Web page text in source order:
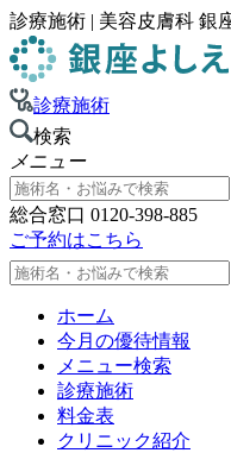
診療施術 | 美容皮膚科 銀
診療施術
検索
メニュー
総合窓口 0120-398-885
ご予約はこちら
ホーム
今月の優待情報
メニュー検索
診療施術
料金表
クリニック紹介